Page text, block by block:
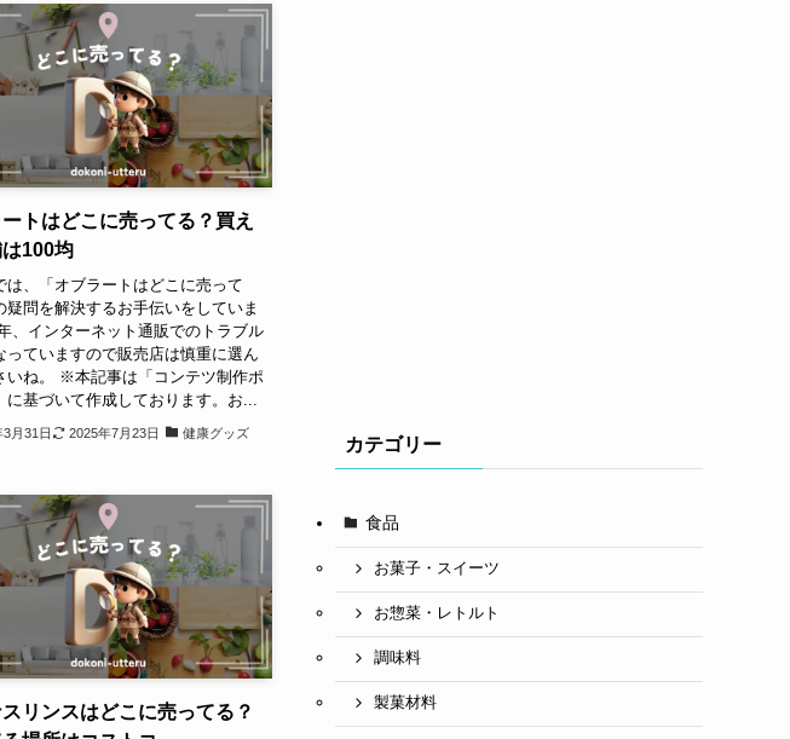
トはどこに売ってる？買え
100均
は、「オブラートはどこに売って
疑問を解決するお手伝いをしていま
、インターネット通販でのトラブル
っていますので販売店は慎重に選ん
いね。 ※本記事は「コンテツ制作ポ
に基づいて作成しております。お...
月31日 2025年7月23日 健康グッズ
リンスはどこに売ってる？
カテゴリー
食品
お菓子・スイーツ
お惣菜・レトルト
調味料
製菓材料